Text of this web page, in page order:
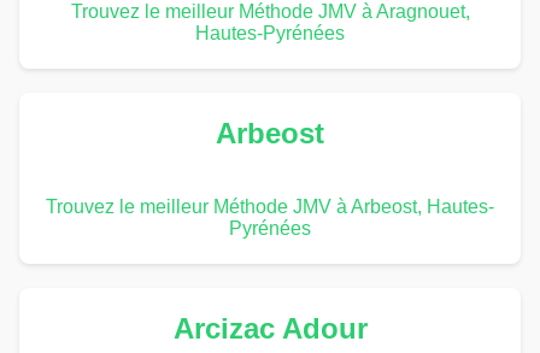
Trouvez le meilleur Méthode JMV à Aragnouet,
Hautes-Pyrénées
Arbeost
Trouvez le meilleur Méthode JMV à Arbeost, Hautes-
Pyrénées
Arcizac Adour